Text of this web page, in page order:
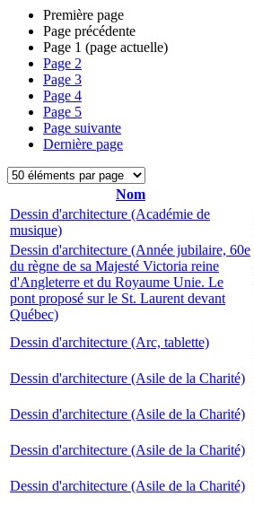
Première page
Page précédente
Page 1 (page actuelle)
Page 2
Page 3
Page 4
Page 5
Page suivante
Dernière page
Nom
Dessin d'architecture (Académie de
musique)
Dessin d'architecture (Année jubilaire, 60e
du règne de sa Majesté Victoria reine
d'Angleterre et du Royaume Unie. Le
pont proposé sur le St. Laurent devant
Québec)
Dessin d'architecture (Arc, tablette)
Dessin d'architecture (Asile de la Charité)
Dessin d'architecture (Asile de la Charité)
Dessin d'architecture (Asile de la Charité)
Dessin d'architecture (Asile de la Charité)